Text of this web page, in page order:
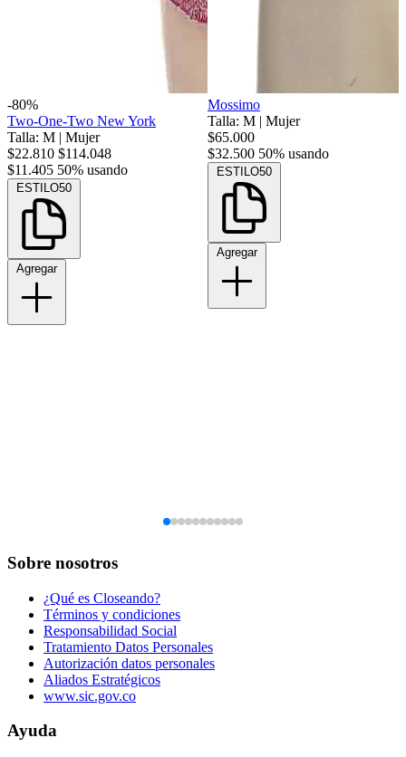
-80%
Two-One-Two New York
Talla: M | Mujer
$22.810 $114.048
$11.405 50% usando
ESTILO50
Agregar
Mossimo
Talla: M | Mujer
$65.000
$32.500 50% usando
ESTILO50
Agregar
Sobre nosotros
¿Qué es Closeando?
Términos y condiciones
Responsabilidad Social
Tratamiento Datos Personales
Autorización datos personales
Aliados Estratégicos
www.sic.gov.co
Ayuda